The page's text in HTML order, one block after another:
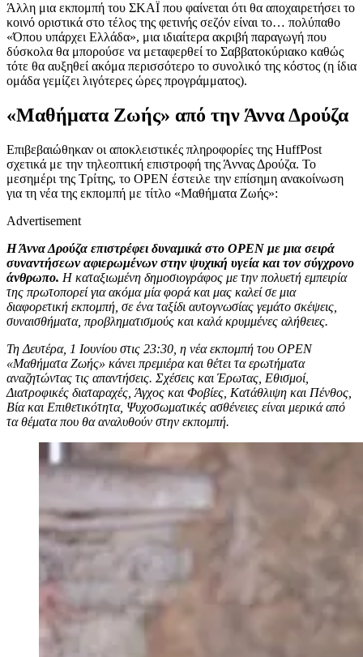
Άλλη μια εκπομπή του ΣΚΑΪ που φαίνεται ότι θα αποχαιρετήσει το
κοινό οριστικά στο τέλος της φετινής σεζόν είναι το… πολύπαθο
«Όπου υπάρχει Ελλάδα», μια ιδιαίτερα ακριβή παραγωγή που
δύσκολα θα μπορούσε να μεταφερθεί το Σαββατοκύριακο καθώς
τότε θα αυξηθεί ακόμα περισσότερο το συνολικό της κόστος (η ίδια
ομάδα γεμίζει λιγότερες ώρες προγράμματος).
«Μαθήματα Ζωής» από την Άννα Δρούζα
Επιβεβαιώθηκαν οι αποκλειστικές πληροφορίες της HuffPost
σχετικά με την τηλεοπτική επιστροφή της Άννας Δρούζα. Το
μεσημέρι της Τρίτης, το OPEN έστειλε την επίσημη ανακοίνωση
για τη νέα της εκπομπή με τίτλο «Μαθήματα Ζωής»:
Advertisement
Η Άννα Δρούζα επιστρέφει δυναμικά στο OPEN με μια σειρά
συναντήσεων αφιερωμένων στην ψυχική υγεία και τον σύγχρονο
άνθρωπο. Η καταξιωμένη δημοσιογράφος με την πολυετή εμπειρία
της πρωτοπορεί για ακόμα μία φορά και μας καλεί σε μια
διαφορετική εκπομπή, σε ένα ταξίδι αυτογνωσίας γεμάτο σκέψεις,
συναισθήματα, προβληματισμούς και καλά κρυμμένες αλήθειες.
Τη Δευτέρα, 1 Ιουνίου στις 23:30, η νέα εκπομπή του OPEN
«Μαθήματα Ζωής» κάνει πρεμιέρα και θέτει τα ερωτήματα
αναζητώντας τις απαντήσεις. Σχέσεις και Έρωτας, Εθισμοί,
Διατροφικές διαταραχές, Άγχος και Φοβίες, Κατάθλιψη και Πένθος,
Βία και Επιθετικότητα, Ψυχοσωματικές ασθένειες είναι μερικά από
τα θέματα που θα αναλυθούν στην εκπομπή.